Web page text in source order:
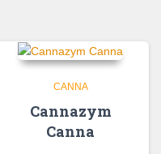
CANNA
Cannazym
Canna